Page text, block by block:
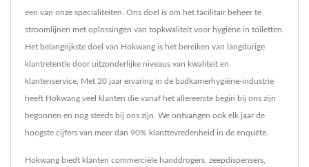
een van onze specialiteiten. Ons doel is om het facilitair beheer te
stroomlijnen met oplossingen van topkwaliteit voor hygiëne in toiletten.
Het belangrijkste doel van Hokwang is het bereiken van langdurige
klantretentie door uitzonderlijke niveaus van kwaliteit en
klantenservice. Met 20 jaar ervaring in de badkamerhygiëne-industrie
heeft Hokwang veel klanten die vanaf het allereerste begin bij ons zijn
begonnen en nog steeds bij ons zijn. We ontvangen ook elk jaar de
hoogste cijfers van meer dan 90% klanttevredenheid in de enquête.
Hokwang biedt klanten commerciële handdrogers, zeepdispensers,